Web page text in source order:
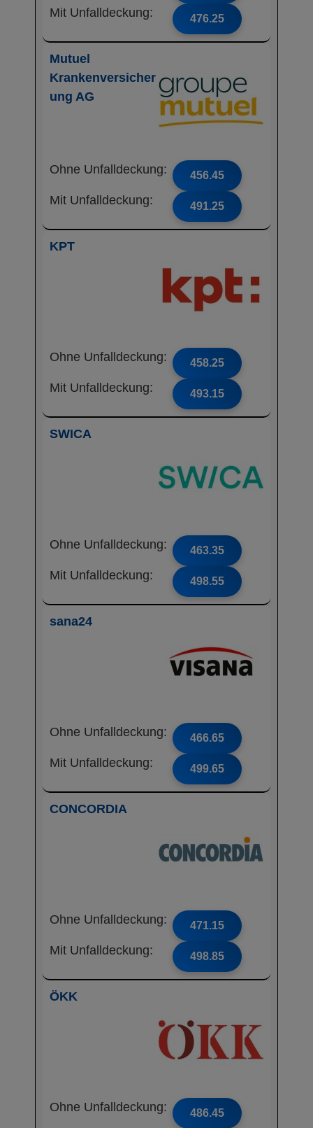
Mit Unfalldeckung: 476.25
Mutuel
Krankenversicher
ung AG
Ohne Unfalldeckung: 456.45
Mit Unfalldeckung: 491.25
KPT
Ohne Unfalldeckung: 458.25
Mit Unfalldeckung: 493.15
SWICA
Ohne Unfalldeckung: 463.35
Mit Unfalldeckung: 498.55
sana24
Ohne Unfalldeckung: 466.65
Mit Unfalldeckung: 499.65
CONCORDIA
Ohne Unfalldeckung: 471.15
Mit Unfalldeckung: 498.85
ÖKK
Ohne Unfalldeckung: 486.45